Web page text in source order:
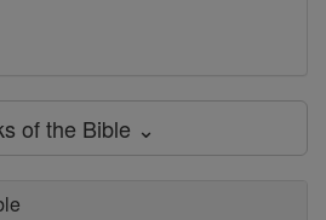
of the Bible ⌄